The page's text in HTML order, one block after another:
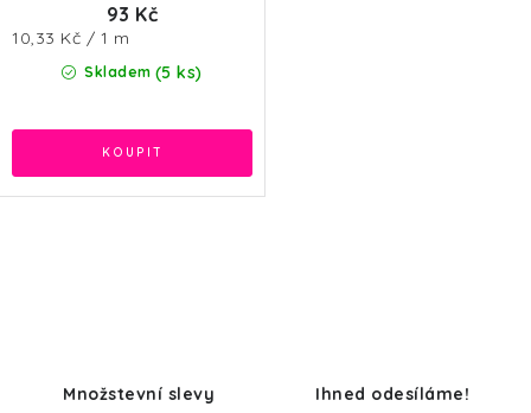
Skladem (5 ks)
93 Kč
Měrná
10,33 Kč / 1 m
Množstevní slevy Ihned odesíláme!